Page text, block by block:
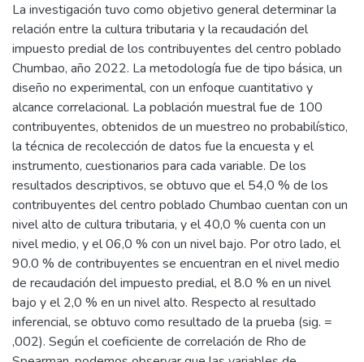
La investigación tuvo como objetivo general determinar la
relación entre la cultura tributaria y la recaudación del
impuesto predial de los contribuyentes del centro poblado
Chumbao, año 2022. La metodología fue de tipo básica, un
diseño no experimental, con un enfoque cuantitativo y
alcance correlacional. La población muestral fue de 100
contribuyentes, obtenidos de un muestreo no probabilístico,
la técnica de recolección de datos fue la encuesta y el
instrumento, cuestionarios para cada variable. De los
resultados descriptivos, se obtuvo que el 54,0 % de los
contribuyentes del centro poblado Chumbao cuentan con un
nivel alto de cultura tributaria, y el 40,0 % cuenta con un
nivel medio, y el 06,0 % con un nivel bajo. Por otro lado, el
90.0 % de contribuyentes se encuentran en el nivel medio
de recaudación del impuesto predial, el 8.0 % en un nivel
bajo y el 2,0 % en un nivel alto. Respecto al resultado
inferencial, se obtuvo como resultado de la prueba (sig. =
,002). Según el coeficiente de correlación de Rho de